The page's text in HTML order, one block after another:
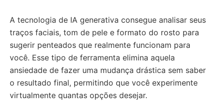
A tecnologia de IA generativa consegue analisar seus
traços faciais, tom de pele e formato do rosto para
sugerir penteados que realmente funcionam para
você. Esse tipo de ferramenta elimina aquela
ansiedade de fazer uma mudança drástica sem saber
o resultado final, permitindo que você experimente
virtualmente quantas opções desejar.